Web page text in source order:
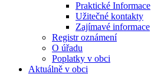
Praktické Informace
Užitečné kontakty
Zajímavé informace
Registr oznámení
O úřadu
Poplatky v obci
Aktuálně v obci